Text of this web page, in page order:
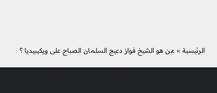
الرئيسية » من هو الشيخ فواز دعيج السلمان الصباح على ويكيبيديا ؟